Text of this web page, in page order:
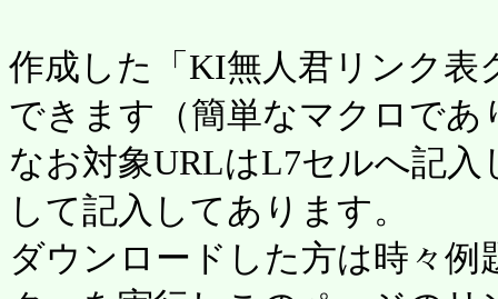
作成した「KI無人君リンク表
できます（簡単なマクロで
なお対象URLはL7セルへ記
して記入してあります。
ダウンロードした方は時々